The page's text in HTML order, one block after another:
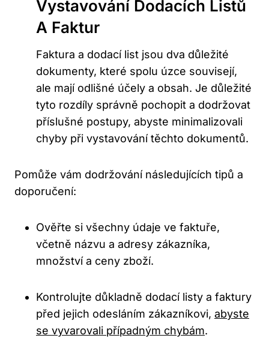
Vystavování Dodacích Listů
A Faktur
Faktura a dodací list jsou dva důležité
dokumenty, které spolu úzce souvisejí,
ale mají odlišné účely a obsah. Je důležité
tyto rozdíly správně pochopit a dodržovat
příslušné postupy, abyste minimalizovali
chyby při vystavování těchto dokumentů.
Pomůže vám dodržování následujících tipů a
doporučení:
Ověřte si všechny údaje ve faktuře,
včetně názvu a adresy zákazníka,
množství a ceny zboží.
Kontrolujte důkladně dodací listy a faktury
před jejich odesláním zákazníkovi, abyste
se vyvarovali případným chybám.